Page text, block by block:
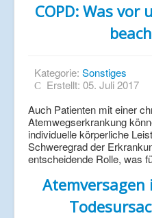
COPD: Was vor
Kategorie: Sonstiges
Erstellt: 05. Juli 2017
Auch Patienten mit einer
Atemwegserkrankung
individuelle körperliche
Schweregrad der
entscheidende Rolle, was